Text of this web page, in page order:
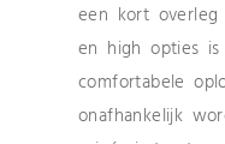
een kort
en high opties
comfortabele
onafhankelijk